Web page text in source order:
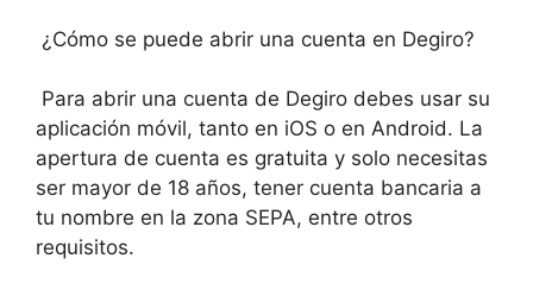
¿Cómo se puede abrir una cuenta en Degiro?
Para abrir una cuenta de Degiro debes usar su
aplicación móvil, tanto en iOS o en Android. La
apertura de cuenta es gratuita y solo necesitas
ser mayor de 18 años, tener cuenta bancaria a
tu nombre en la zona SEPA, entre otros
requisitos.